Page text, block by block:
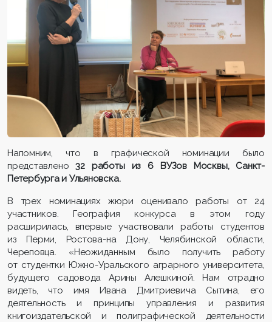
Напомним, что в графической номинации было
представлено 32 работы из 6 ВУЗов Москвы, Санкт-
Петербурга и Ульяновска.
В трех номинациях жюри оценивало работы от 24
участников. География конкурса в этом году
расширилась, впервые участвовали работы студентов
из Перми, Ростова-на Дону, Челябинской области,
Череповца. «Неожиданным было получить работу
от студентки Южно-Уральского аграрного университета,
будущего садовода Арины Алешкиной. Нам отрадно
видеть, что имя Ивана Дмитриевича Сытина, его
деятельность и принципы управления и развития
книгоиздательской и полиграфической деятельности